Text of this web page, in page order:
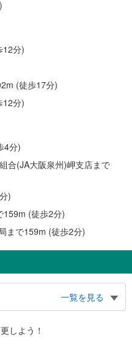
12分)
(徒歩17分)
12分)
4分)
合(JA大阪泉州)岬支店まで
)
159m (徒歩2分)
まで159m (徒歩2分)
一覧を見る
しよう！